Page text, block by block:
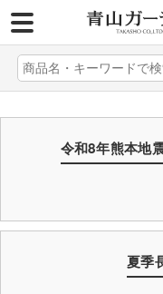
令和8年熊本地
夏季